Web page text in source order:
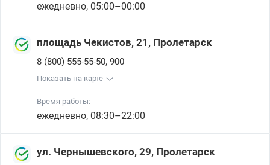
ежедневно, 05:00–00:00
площадь Чекистов, 21, Пролетарск
8 (800) 555-55-50, 900
Показать на карте
Время работы:
ежедневно, 08:30–22:00
ул. Чернышевского, 29, Пролетарск